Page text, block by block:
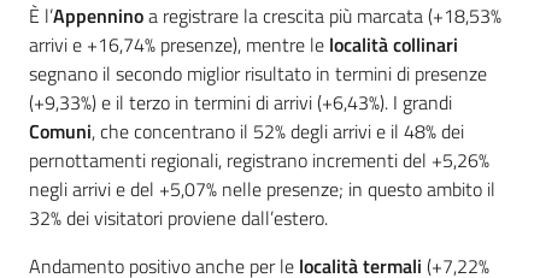
È l’Appenninoa registrare la crescita più marcata (+18,53%
arrivi e +16,74% presenze), mentre le località collinari
segnano il secondo miglior risultato in termini di presenze
(+9,33%) e il terzo in termini di arrivi (+6,43%). I grandi
Comuni, che concentrano il 52% degli arrivi e il 48% dei
pernottamenti regionali, registrano incrementi del +5,26%
negli arrivi e del +5,07% nelle presenze; in questo ambito il
32% dei visitatori proviene dall’estero.
Andamento positivo anche per le località termali (+7,22%